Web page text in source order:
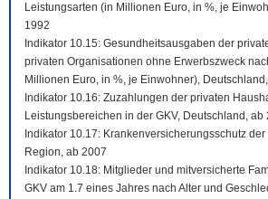
Leistungsarten (in Millionen Euro, in %, je
1992
Indikator 10.15: Gesundheitsausgaben der
privaten Organisationen ohne Erwerbszweck
Millionen Euro, in %, je Einwohner),
Indikator 10.16: Zuzahlungen der privaten
Leistungsbereichen in der GKV, Deutschland, ab
Indikator 10.17: Krankenversicherungsschutz
Region, ab 2007
Indikator 10.18: Mitglieder und mitversicherte
GKV am 1.7 eines Jahres nach Alter und